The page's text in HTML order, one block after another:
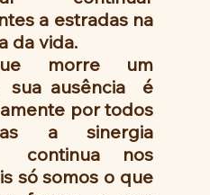
a estradas na
da vida.
morre um
sua ausência  é
por todos
a sinergia
continua nos
só somos o que